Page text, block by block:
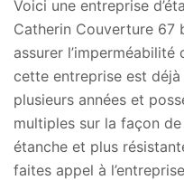
Voici une entreprise
Catherin Couverture 67
assurer
cette entreprise est
plusieurs années et
multiples sur la façon
étanche et plus
faites appel à